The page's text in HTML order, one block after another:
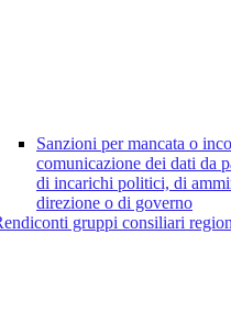
Sanzioni per mancata o
comunicazione dei dati da
di incarichi politici, di
direzione o di governo
gruppi consiliari